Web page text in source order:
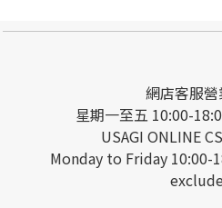
網店客服
星期一至五 10:00-
USAGI ONLINE
Monday to Friday